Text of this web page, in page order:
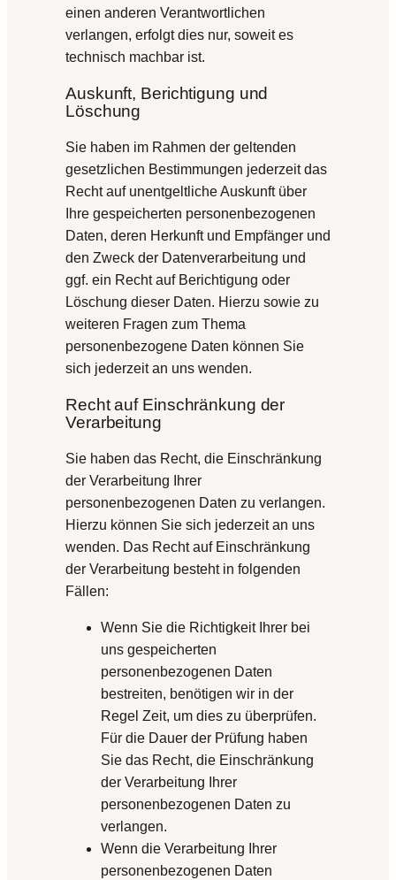
einen anderen Verantwortlichen
verlangen, erfolgt dies nur, soweit es
technisch machbar ist.
Auskunft, Berichtigung und
Löschung
Sie haben im Rahmen der geltenden
gesetzlichen Bestimmungen jederzeit das
Recht auf unentgeltliche Auskunft über
Ihre gespeicherten personenbezogenen
Daten, deren Herkunft und Empfänger und
den Zweck der Datenverarbeitung und
ggf. ein Recht auf Berichtigung oder
Löschung dieser Daten. Hierzu sowie zu
weiteren Fragen zum Thema
personenbezogene Daten können Sie
sich jederzeit an uns wenden.
Recht auf Einschränkung der
Verarbeitung
Sie haben das Recht, die Einschränkung
der Verarbeitung Ihrer
personenbezogenen Daten zu verlangen.
Hierzu können Sie sich jederzeit an uns
wenden. Das Recht auf Einschränkung
der Verarbeitung besteht in folgenden
Fällen:
Wenn Sie die Richtigkeit Ihrer bei
uns gespeicherten
personenbezogenen Daten
bestreiten, benötigen wir in der
Regel Zeit, um dies zu überprüfen.
Für die Dauer der Prüfung haben
Sie das Recht, die Einschränkung
der Verarbeitung Ihrer
personenbezogenen Daten zu
verlangen.
Wenn die Verarbeitung Ihrer
personenbezogenen Daten